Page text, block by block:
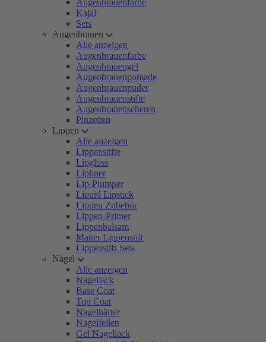
Augenbrauenfarbe
Kajal
Sets
Augenbrauen
Alle anzeigen
Augenbrauenfarbe
Augenbrauengel
Augenbrauenpomade
Augenbrauenpuder
Augenbrauenstifte
Augenbrauenscheren
Pinzetten
Lippen
Alle anzeigen
Lippenstifte
Lipgloss
Lipliner
Lip-Plumper
Liquid Lipstick
Lippen Zubehör
Lippen-Primer
Lippenbalsam
Matter Lippenstift
Lippenstift-Sets
Nägel
Alle anzeigen
Nagellack
Base Coat
Top Coat
Nagelhärter
Nagelfeilen
Gel Nagellack